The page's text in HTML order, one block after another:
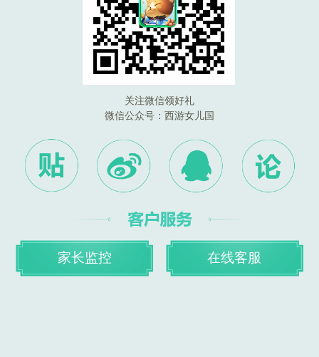
关注微信领好礼
微信公众号： 西游女儿国
家长监控 在线客服